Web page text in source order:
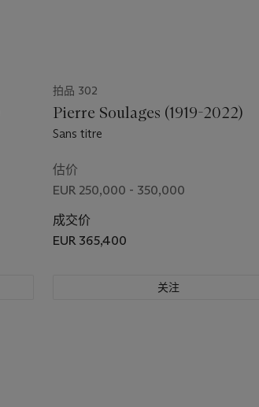
拍品 302
Pierre Soulages (1919-2022)
Sans titre
估价
EUR 250,000 - 350,000
成交价
EUR 365,400
关注